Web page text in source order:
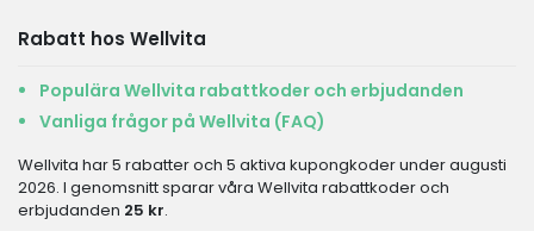
Rabatt hos Wellvita
Populära Wellvita rabattkoder och erbjudanden
Vanliga frågor på Wellvita (FAQ)
Wellvita har 5 rabatter och 5 aktiva kupongkoder under augusti
2026. I genomsnitt sparar våra Wellvita rabattkoder och
erbjudanden 25 kr.